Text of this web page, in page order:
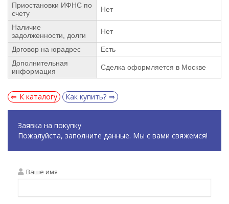
Приостановки ИФНС по
счету
Нет
Наличие
задолженности, долги
Нет
Договор на юрадрес
Есть
Дополнительная
информация
Сделка оформляется в Москве
К каталогу Как купить?
Заявка на покупку
Пожалуйста, заполните данные. Мы с вами свяжемся!
Ваше имя